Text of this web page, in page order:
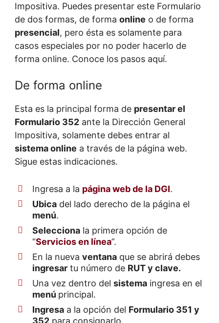
Impositiva. Puedes presentar este Formulario
de dos formas, de forma online o de forma
presencial, pero ésta es solamente para
casos especiales por no poder hacerlo de
forma online. Conoce los pasos aquí.
De forma online
Esta es la principal forma de presentar el
Formulario 352 ante la Dirección General
Impositiva, solamente debes entrar al
sistema online a través de la página web.
Sigue estas indicaciones.
Ingresa a la página web de la DGI.
Ubica del lado derecho de la página el
menú.
Selecciona la primera opción de
“Servicios en línea”.
En la nueva ventana que se abrirá debes
ingresar tu número de RUT y clave.
Una vez dentro del sistema ingresa en el
menú principal.
Ingresa a la opción del Formulario 351 y
352 para consignarlo.